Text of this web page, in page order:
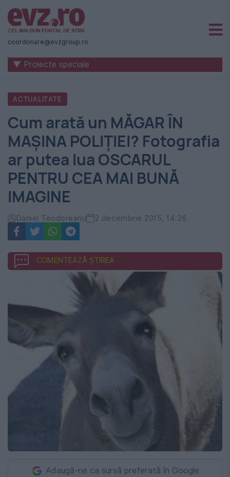
Știri
naționale
internaționale
România
-
Evenimentul
Zilei
coordonare@evzgroup.ro
▼ Proiecte speciale
ACTUALITATE
Cum arată un MĂGAR ÎN
MAŞINA POLIŢIEI? Fotografia
ar putea lua OSCARUL
PENTRU CEA MAI BUNĂ
IMAGINE
Daniel Teodoreanu 2 decembrie 2015, 14:26
COMENTEAZĂ ȘTIREA
Adaugă-ne ca sursă preferată în Google